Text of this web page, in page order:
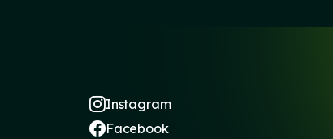
Instagram
Facebook